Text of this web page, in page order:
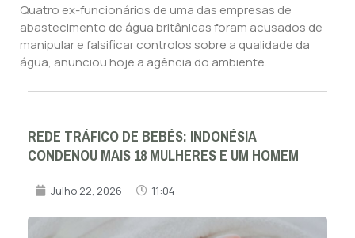
Quatro ex-funcionários de uma das empresas de
abastecimento de água britânicas foram acusados de
manipular e falsificar controlos sobre a qualidade da
água, anunciou hoje a agência do ambiente.
REDE TRÁFICO DE BEBÉS: INDONÉSIA
CONDENOU MAIS 18 MULHERES E UM HOMEM
Julho 22, 2026 11:04